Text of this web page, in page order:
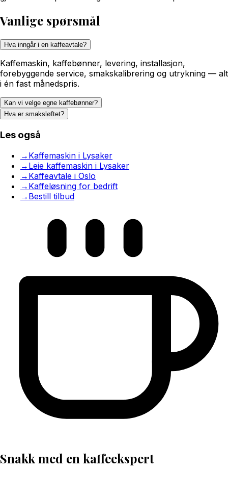
Vanlige spørsmål
Hva inngår i en kaffeavtale?
Kaffemaskin, kaffebønner, levering, installasjon,
forebyggende service, smakskalibrering og utrykning — alt
i én fast månedspris.
Kan vi velge egne kaffebønner?
Hva er smaksløftet?
Les også
→ Kaffemaskin i Lysaker
→ Leie kaffemaskin i Lysaker
→ Kaffeavtale i Oslo
→ Kaffeløsning for bedrift
→ Bestill tilbud
Snakk med en kaffeekspert